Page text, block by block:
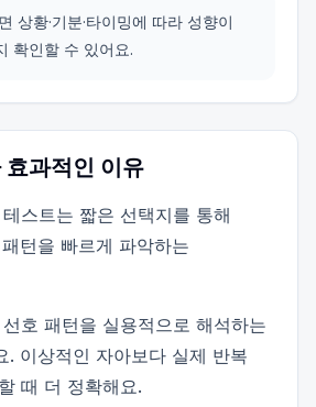
상황·기분·타이밍에 따라 성향이
확인할 수 있어요.
효과적인 이유
스트는 짧은 선택지를 통해
턴을 빠르게 파악하는
호 패턴을 실용적으로 해석하는
. 이상적인 자아보다 실제 반복
때 더 정확해요.